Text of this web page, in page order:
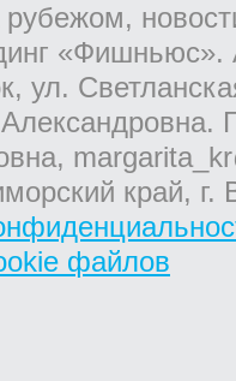
рубежом,
«Фишньюс».
ул.
край,
файлов